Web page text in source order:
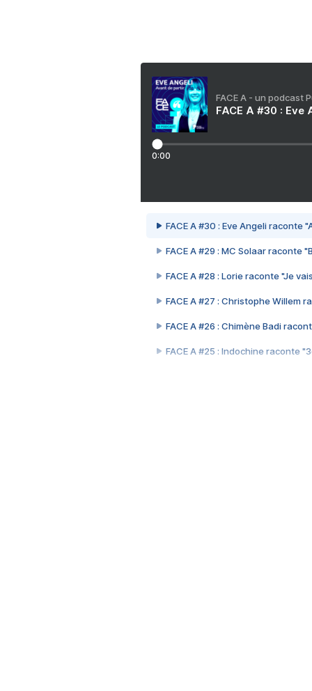
FACE A - un podcast
FACE A #30 :
0:00
FACE A #30 : Eve Angeli raconte
FACE A #29 : MC Solaar raconte
FACE A #28 : Lorie raconte "Je
FACE A #27 : Christophe Willem
FACE A #26 : Chimène Badi
FACE A #25 : Indochine raconte